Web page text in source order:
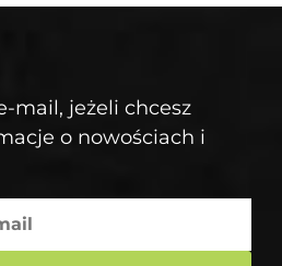
mail, jeżeli chcesz
o nowościach i